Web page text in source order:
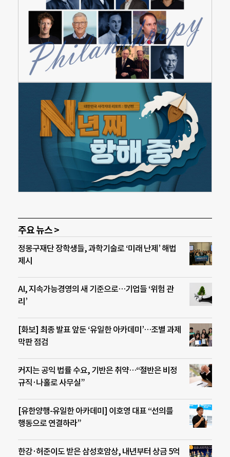
주요 뉴스 >
정몽구재단 장학생들, 과학기술로 ‘미래 난제’ 해법
제시
AI, 지속가능경영의 새 기준으로…기업들 ‘위험 관
리’
[화보] 최종 발표 앞둔 ‘유일한 아카데미’…조별 과제
막판 점검
커지는 공익 법률 수요, 기반은 취약…“절반은 비정
규직·나홀로 사무실”
[유한양행-유일한 아카데미] 이호영 대표 “선의를
행동으로 연결하라”
한강·허준이도 받은 삼성호암상, 내년부터 상금 5억